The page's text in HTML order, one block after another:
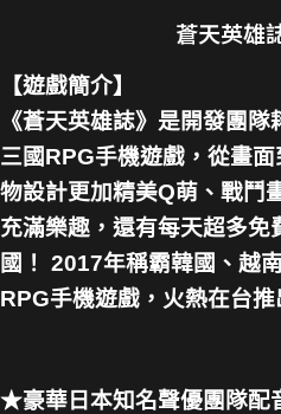
蒼天英雄
【遊戲簡介】
《蒼天英雄誌》是開發團
三國RPG手機遊戲，從畫
物設計更加精美Q萌、戰鬥
充滿樂趣，還有每天超多免
國！ 2017年稱霸韓國、越
RPG手機遊戲，火熱在台推
★豪華日本知名聲優團隊